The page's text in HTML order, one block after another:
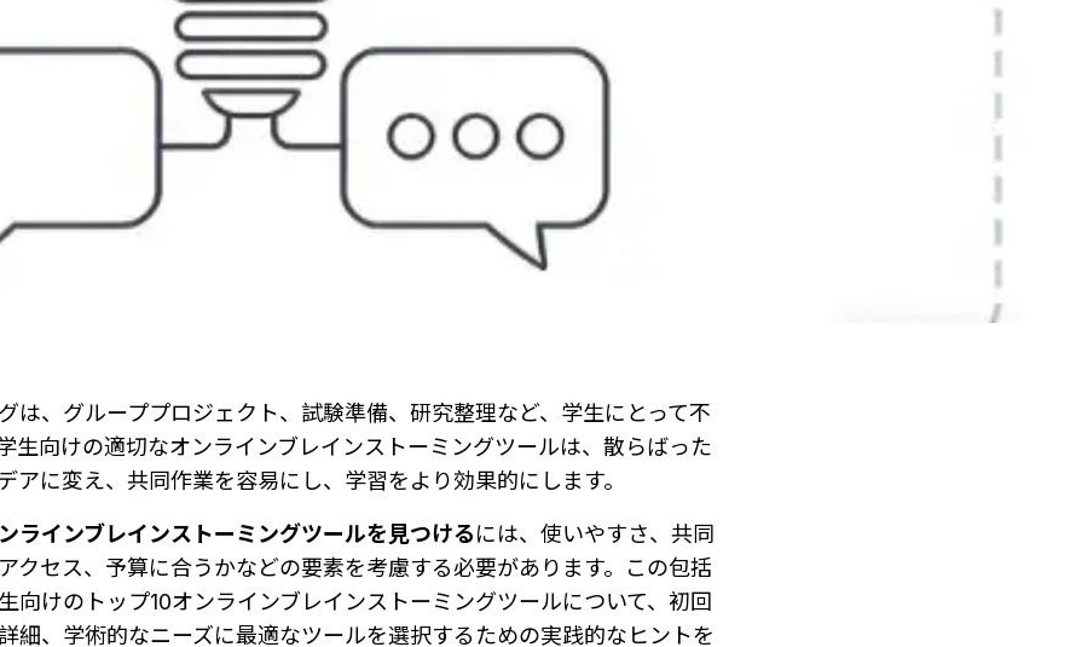
は、グループプロジェクト、試験準備、研究整理など、学生にとって不
生向けの適切なオンラインブレインストーミングツールは、散らばった
アに変え、共同作業を容易にし、学習をより効果的にします。
ラインブレインストーミングツールを見つけるには、使いやすさ、共同
クセス、予算に合うかなどの要素を考慮する必要があります。この包括
向けのトップ10オンラインブレインストーミングツールについて、初回
細、学術的なニーズに最適なツールを選択するための実践的なヒントを